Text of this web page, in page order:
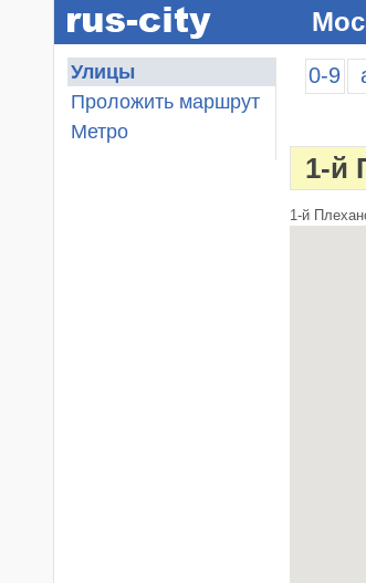
Улицы
Проложить маршрут
Метро
0-9
1-й
1-й